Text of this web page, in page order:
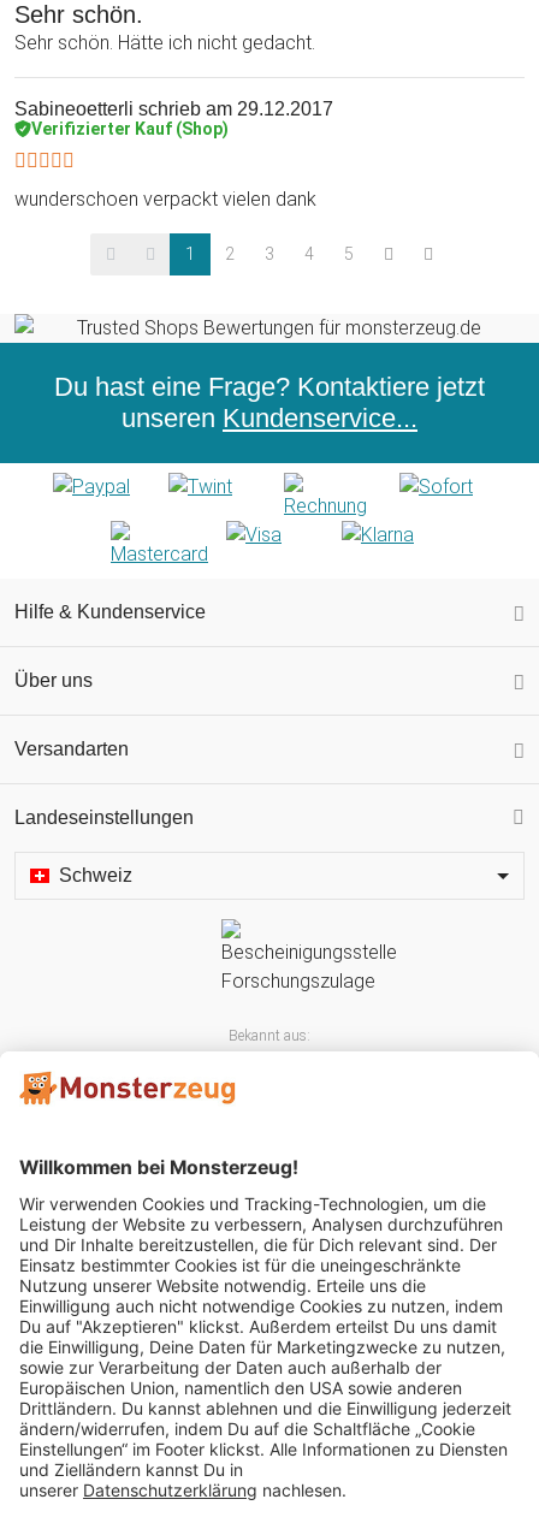
Sehr schön.
Sehr schön. Hätte ich nicht gedacht.
Sabineoetterli schrieb am 29.12.2017
Verifizierter Kauf (Shop)
wunderschoen verpackt vielen dank
1 2 3 4 5
Du hast eine Frage? Kontaktiere jetzt
unseren Kundenservice...
Hilfe & Kundenservice
Über uns
Versandarten
Landeseinstellungen
Schweiz
Bekannt aus:
Mitglied im:
Impressum AGB Widerrufsbelehrung